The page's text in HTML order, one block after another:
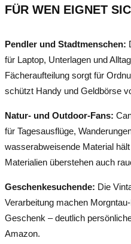
FÜR WEN EIGNET
Pendler und Stadtmenschen:
für Laptop, Unterlagen und
Fächeraufteilung sorgt für
schützt Handy und Geldbörse
Natur- und Outdoor-Fans:
für Tagesausflüge,
wasserabweisende Material
Materialien überstehen auch
Geschenkesuchende: Die
Verarbeitung machen
Geschenk – deutlich
Amazon.